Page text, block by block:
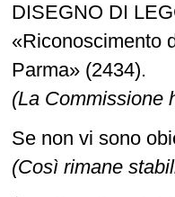
DISEGNO DI
«Riconoscimento
Parma» (2434).
(La Commissione
Se non vi sono
(Così rimane